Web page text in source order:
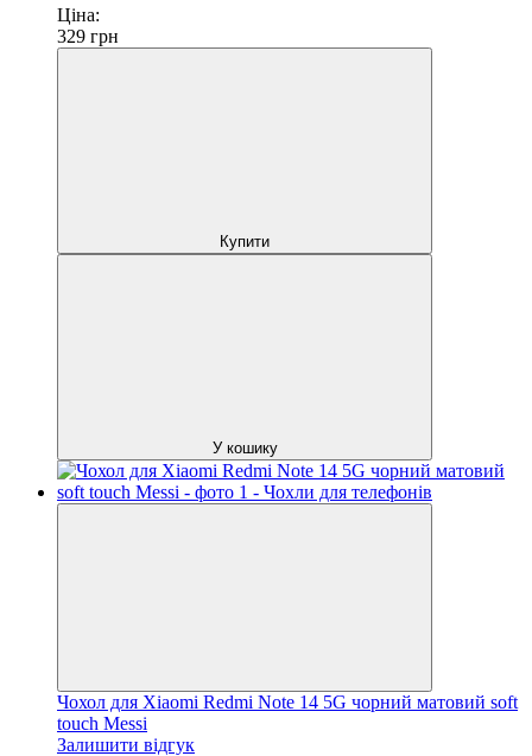
Ціна:
329 грн
Купити
У кошику
Чохол для Xiaomi Redmi Note 14 5G чорний матовий soft
touch Messi
Залишити відгук